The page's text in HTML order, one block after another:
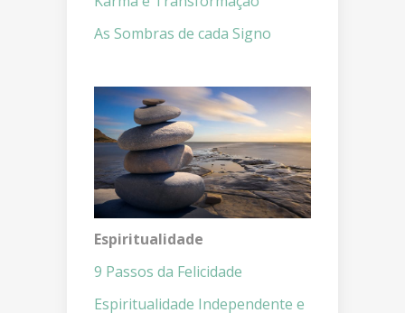
As Sombras de cada Signo
Espiritualidade
9 Passos da Felicidade
Espiritualidade Independente e